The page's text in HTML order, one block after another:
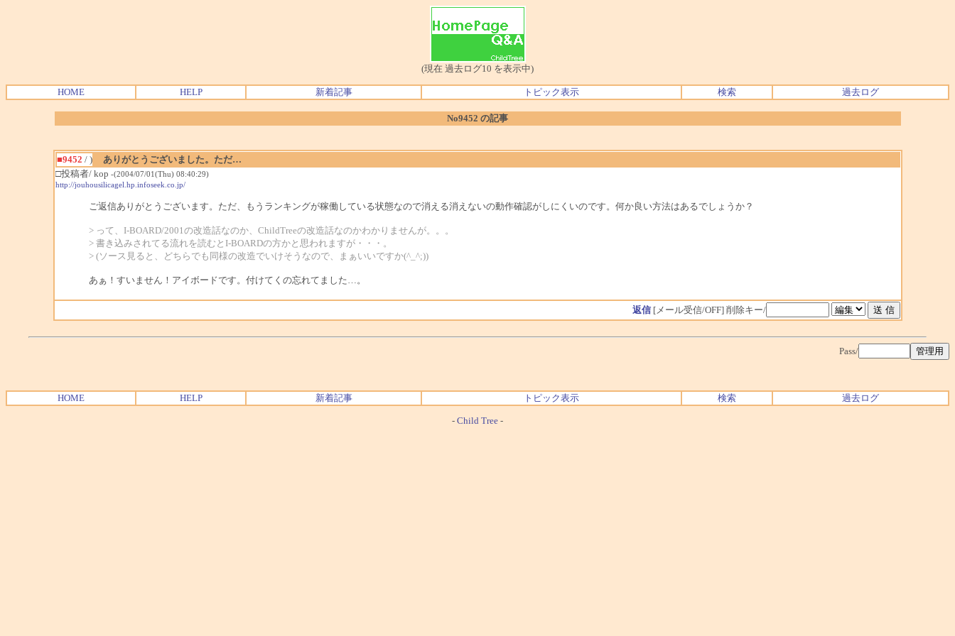
(現在 過去ログ10 を表示中)
HOME HELP 新着記事 トピック表示 検索 過去ログ
No9452 の記事
■9452 / )
ありがとうございました。ただ…
□投稿者/ kop -(2004/07/01(Thu) 08:40:29)
http://jouhousilicagel.hp.infoseek.co.jp/
ご返信ありがとうございます。ただ、もうランキングが稼働している状態なので消える消えないの動作確認がしにくいのです。何か良い方法はあるでしょうか？
> って、I-BOARD/2001の改造話なのか、ChildTreeの改造話なのかわかりませんが。。。
> 書き込みされてる流れを読むとI-BOARDの方かと思われますが・・・。
> (ソース見ると、どちらでも同様の改造でいけそうなので、まぁいいですか(^_^;))
あぁ！すいません！アイボードです。付けてくの忘れてました…。
返信[メール受信/OFF] 削除キー/
Pass/
HOME HELP 新着記事 トピック表示 検索 過去ログ
- Child Tree -